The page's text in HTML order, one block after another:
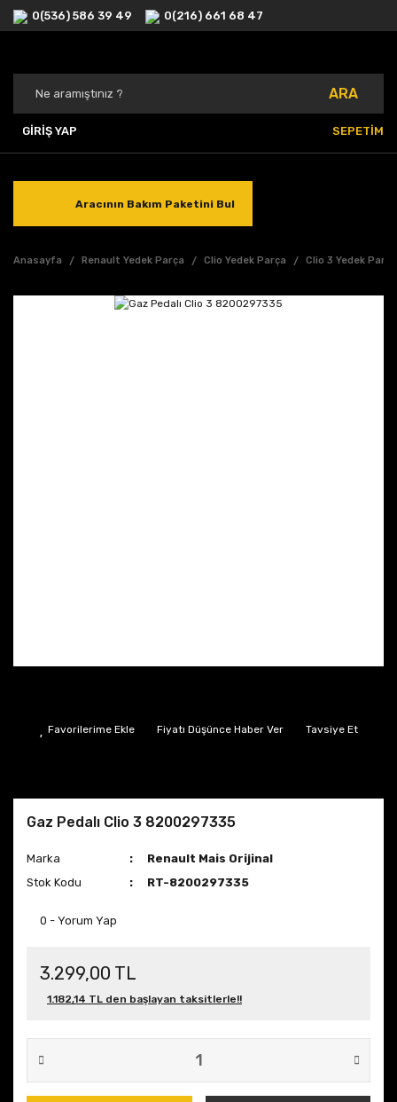
0(536) 586 39 49 0(216) 661 68 47
ARA
GİRİŞ YAP SEPETİM
Aracının Bakım Paketini Bul
Anasayfa Renault Yedek Parça Clio Yedek Parça Clio 3 Yedek
Fiyatı Düşünce Haber Ver Tavsiye Et
Gaz Pedalı Clio 3 8200297335
Marka
Renault Mais Orijinal
Stok Kodu
RT-8200297335
0 - Yorum Yap
3.299,00 TL
1.182,14 TL den başlayan taksitlerle!!